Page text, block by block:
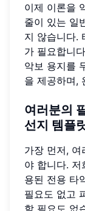
이제 이론을
줄이 있는 일
지 않습니다.
가 필요합니
악보 용지를
을 제공하며,
여러분의
선지 템플
가장 먼저, 여
야 합니다. 저
용된 전용 타
필요도 없고
할 필요도 없